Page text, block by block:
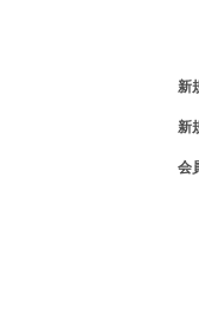
新
新
会